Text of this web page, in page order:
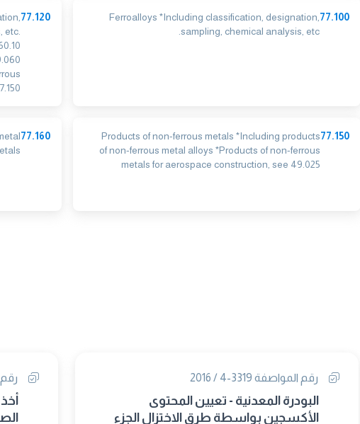
77.100
Ferroalloys *Including classification, designation,
sampling, chemical analysis, etc.
77.120
etc.
77.150
Products of non-ferrous metals *Including products
of non-ferrous metal alloys *Products of non-ferrous
metals for aerospace construction, see 49.025
77.160
رقم المواصفة 3319-4 / 2016
البودرة المعدنية - تعيين المحتوى
الأكسجين بواسطة طرق الاختزال الجزء
رقم